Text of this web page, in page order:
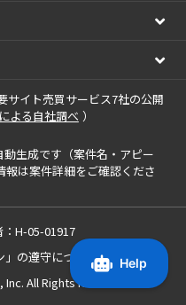
サイト売買サービス7社の公開
よる自社調べ ）
動生成です（案件名・アピー
は案件詳細をご確認くださ
H-05-01917
」の遵守について
Inc. All Rights Reserved.